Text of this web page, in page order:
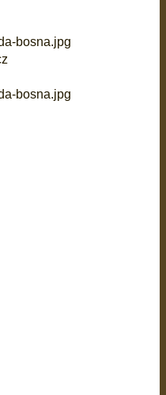
bosna.jpg
bosna.jpg